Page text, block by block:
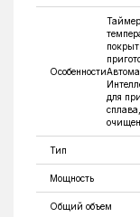
Особенности
для
Тип
Мощность
Общий объем